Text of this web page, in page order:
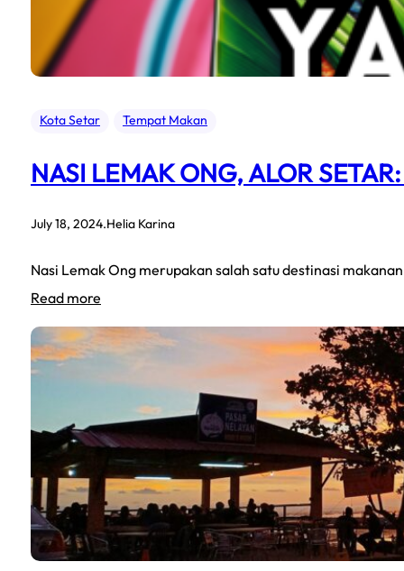
Kota Setar Tempat Makan
NASI LEMAK ONG, ALOR
July 18, 2024.Helia Karina
Nasi Lemak Ong merupakan salah satu destinasi
Read more
Lemak
Alor
Setar:
Santapan
Lazat
Menggamit
Selera